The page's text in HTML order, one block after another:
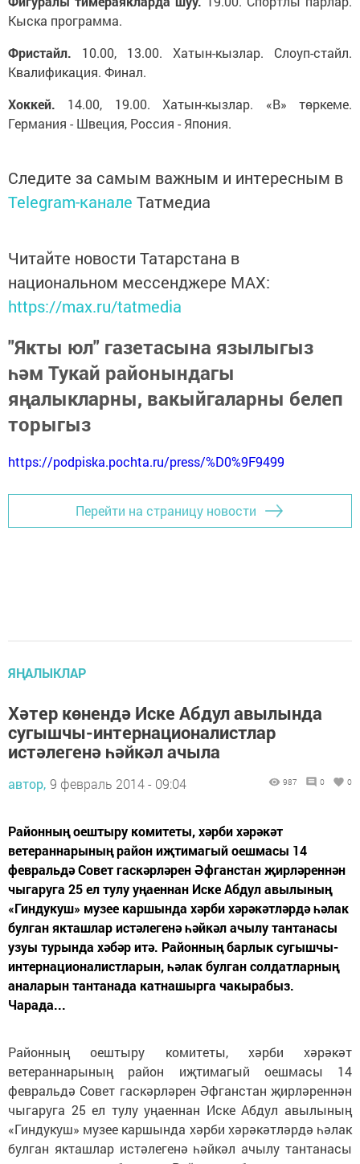
Кыска программа.
Фристайл. 10.00, 13.00. Хатын-кызлар. Слоуп-стайл.
Квалификация. Финал.
Хоккей. 14.00, 19.00. Хатын-кызлар. «В» төркеме.
Германия - Швеция, Россия - Япония.
Следите за самым важным и интересным в
Telegram-канале Татмедиа
Читайте новости Татарстана в
национальном мессенджере MАХ:
https://max.ru/tatmedia
"Якты юл" газетасына язылыгыз
һәм Тукай районындагы
яңалыкларны, вакыйгаларны белеп
торыгыз
https://podpiska.pochta.ru/press/%D0%9F9499
Перейти на страницу новости
ЯҢАЛЫКЛАР
Хәтер көнендә Иске Абдул авылында
сугышчы-интернационалистлар
истәлегенә һәйкәл ачыла
автор, 9 февраль 2014 - 09:04 987 0 0
Районның оештыру комитеты, хәрби хәрәкәт
ветераннарының район иҗтимагый оешмасы 14
февральдә Совет гаскәрләрен Әфганстан җирләреннән
чыгаруга 25 ел тулу уңаеннан Иске Абдул авылының
«Гиндукуш» музее каршында хәрби хәрәкәтләрдә һәлак
булган якташлар истәлегенә һәйкәл ачылу тантанасы
узуы турында хәбәр итә. Районның барлык сугышчы-
интернационалистларын, һәлак булган солдатларның
аналарын тантанада катнашырга чакырабыз.
Чарада...
Районның оештыру комитеты, хәрби хәрәкәт
ветераннарының район иҗтимагый оешмасы 14
февральдә Совет гаскәрләрен Әфганстан җирләреннән
чыгаруга 25 ел тулу уңаеннан Иске Абдул авылының
«Гиндукуш» музее каршында хәрби хәрәкәтләрдә һәлак
булган якташлар истәлегенә һәйкәл ачылу тантанасы